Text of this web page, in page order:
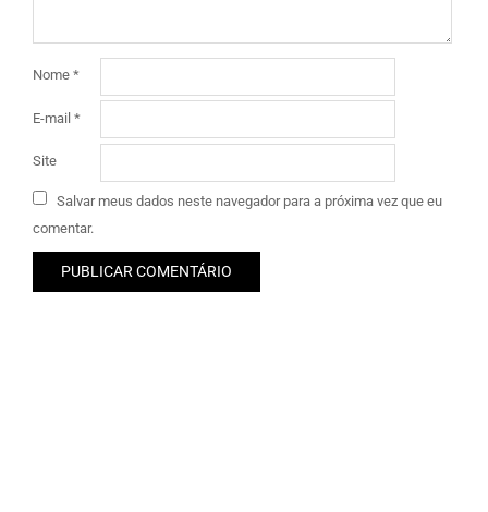
Nome *
E-mail *
Site
Salvar meus dados neste navegador para a próxima vez que eu
comentar.